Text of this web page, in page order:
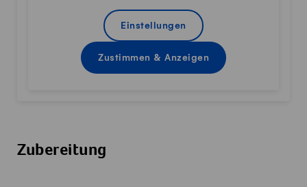
Einstellungen
Zustimmen & Anzeigen
Zubereitung